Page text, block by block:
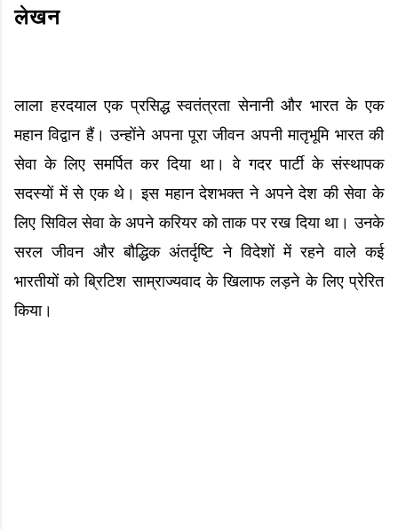
लेखन
लाला हरदयाल एक प्रसिद्ध स्वतंत्रता सेनानी और भारत के एक
महान विद्वान हैं। उन्होंने अपना पूरा जीवन अपनी मातृभूमि भारत की
सेवा के लिए समर्पित कर दिया था। वे गदर पार्टी के संस्थापक
सदस्यों में से एक थे। इस महान देशभक्त ने अपने देश की सेवा के
लिए सिविल सेवा के अपने करियर को ताक पर रख दिया था। उनके
सरल जीवन और बौद्धिक अंतर्दृष्टि ने विदेशों में रहने वाले कई
भारतीयों को ब्रिटिश साम्राज्यवाद के खिलाफ लड़ने के लिए प्रेरित
किया।